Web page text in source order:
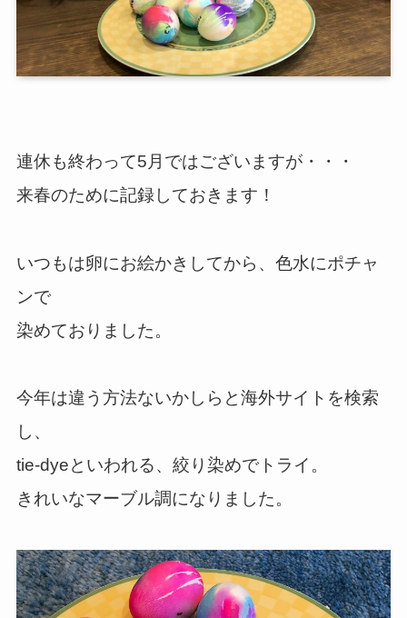
連休も終わって5月ではございますが・・・
来春のために記録しておきます！
いつもは卵にお絵かきしてから、色水にポチャ
ンで
染めておりました。
今年は違う方法ないかしらと海外サイトを検索
し、
tie-dyeといわれる、絞り染めでトライ。
きれいなマーブル調になりました。